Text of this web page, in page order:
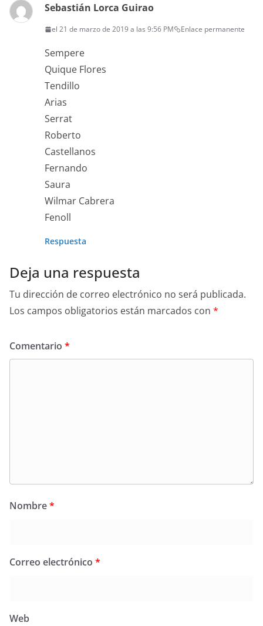
Sebastián Lorca Guirao
el 21 de marzo de 2019 a las 9:56 PM Enlace permanente
Sempere
Quique Flores
Tendillo
Arias
Serrat
Roberto
Castellanos
Fernando
Saura
Wilmar Cabrera
Fenoll
Respuesta
Deja una respuesta
Tu dirección de correo electrónico no será publicada.
Los campos obligatorios están marcados con *
Comentario *
Nombre*
Correo electrónico *
Web